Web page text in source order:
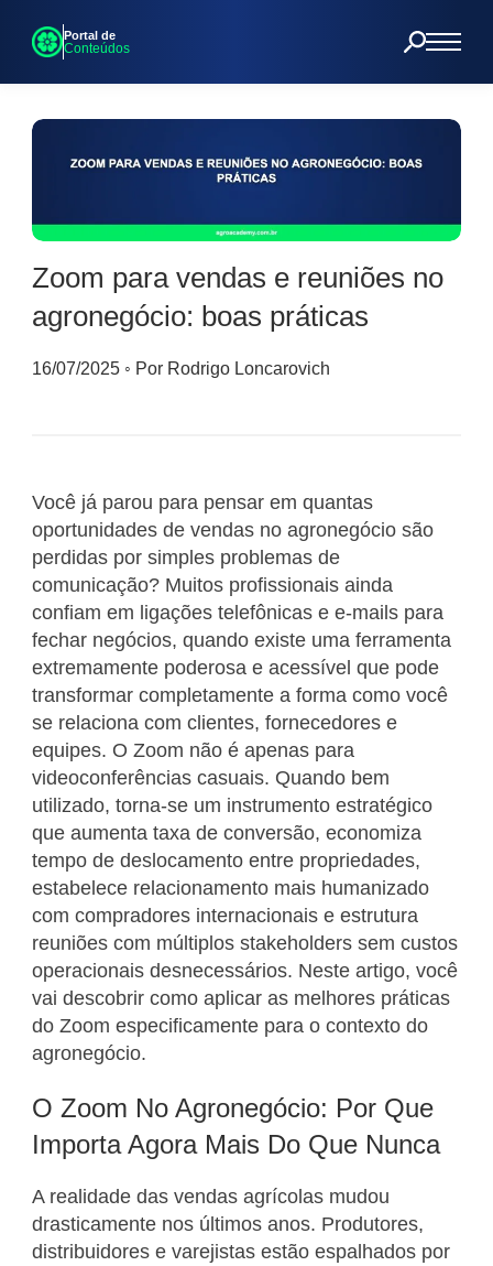
Portal de
Conteúdos
Zoom para vendas e reuniões no
agronegócio: boas práticas
16/07/2025 ◦ Por Rodrigo Loncarovich
Você já parou para pensar em quantas
oportunidades de vendas no agronegócio são
perdidas por simples problemas de
comunicação? Muitos profissionais ainda
confiam em ligações telefônicas e e-mails para
fechar negócios, quando existe uma ferramenta
extremamente poderosa e acessível que pode
transformar completamente a forma como você
se relaciona com clientes, fornecedores e
equipes. O Zoom não é apenas para
videoconferências casuais. Quando bem
utilizado, torna-se um instrumento estratégico
que aumenta taxa de conversão, economiza
tempo de deslocamento entre propriedades,
estabelece relacionamento mais humanizado
com compradores internacionais e estrutura
reuniões com múltiplos stakeholders sem custos
operacionais desnecessários. Neste artigo, você
vai descobrir como aplicar as melhores práticas
do Zoom especificamente para o contexto do
agronegócio.
O Zoom No Agronegócio: Por Que
Importa Agora Mais Do Que Nunca
A realidade das vendas agrícolas mudou
drasticamente nos últimos anos. Produtores,
distribuidores e varejistas estão espalhados por